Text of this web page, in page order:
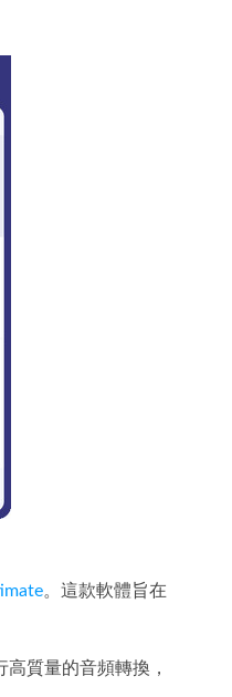
。這款軟體旨在
質量的音頻轉換，